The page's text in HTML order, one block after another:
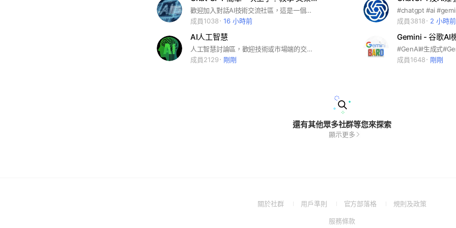
歡迎加入對話AI技術交流社區，這是一個關於對話人工智能技術的討論和分享群組。 在這裡，你可以和其他Chatbot和NLP愛好者交流，分享最新的對話AI技術、趨勢和應用。 我們會定期舉辦線上技術講座和分享會，讓你更深入地了解對話AI技術的發展和應用。 加入我們，一起探索ChatGPT技術的魅力和未來吧！ #聊天機器人 #自然語言處理 #深度學習 #智能講座 #技術分享 #Chat #Ai #Chatgpt #GPT
成員1038
16 小時前
成員3818
2 小時前
AI人工智慧
人工智慧討論區，歡迎技術或市場端的交流 #AI人工智慧 #RPA #機器學習 #深度學習 #大數據分析
成員2129
剛剛
成員1648
剛剛
還有其他眾多社群等您來探索
顯示更多
關於社群
(Open用戶準則
(Open
a
官方部落格
(Open規則及政策(Open
服務條款(Open